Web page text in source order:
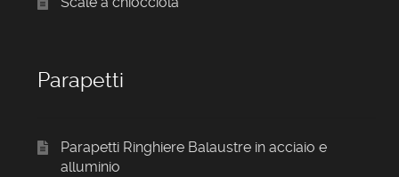
Parapetti
Parapetti Ringhiere Balaustre in acciaio e
alluminio